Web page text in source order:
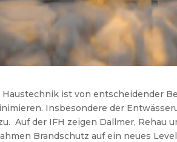
ist von entscheidender
Insbesondere der
Auf der IFH zeigen Dallmer, Rehau
Brandschutz auf ein neues